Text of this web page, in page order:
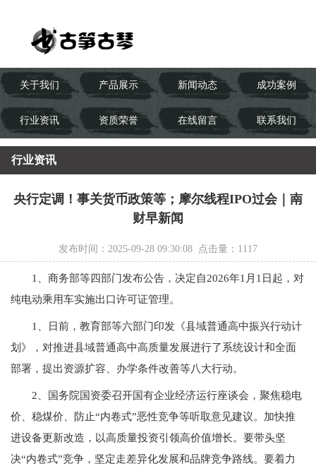
关于我们 产品展示 新闻动态 成功案例
行业资讯 资质荣誉 在线留言 联系我们
行业资讯
央行定调！事关货币政策等；摩尔线程IPO过会｜南
财早新闻
发布时间：2025-09-28 09:30:08 点击量： 1117
1、商务部等四部门发布公告，决定自2026年1月1日起，对
纯电动乘用车实施出口许可证管理。
1、日前，教育部等六部门印发《县域普通高中振兴行动计
划》，对推进县域普通高中高质量发展进行了系统设计和全面
部署，提出资源扩容、办学条件改善等八大行动。
2、国务院国资委召开国有企业经济运行座谈会，聚焦稳电
价、稳煤价、防止“内卷式”恶性竞争等听取意见建议。加快推
进设备更新改造，以高质量投资引领高价值增长。要带头坚
决“内卷式”竞争，坚定走差异化发展和品牌竞争路线。要着力